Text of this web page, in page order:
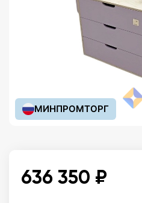
МИНПРОМТОРГ
636 350 ₽